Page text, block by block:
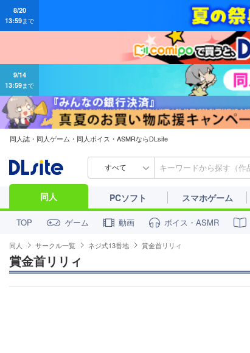
13:59まで
13:59まで
同人誌・同人ゲーム・同人ボイス・ASMRならDLsite
すべて
同人 PCソフト スマホゲーム
TOP ゲーム 動画 ボイス・ASMR
同人 サークル一覧 ネジ式13番地 賞金首リリィ
賞金首リリィ